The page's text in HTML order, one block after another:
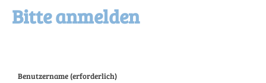
Bitte anmelden
Benutzername (erforderlich)